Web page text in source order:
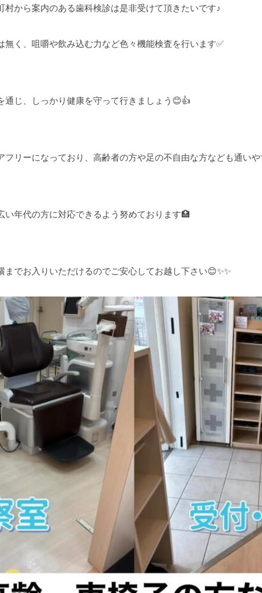
村から案内のある歯科検診は是非受けて頂きたいです♪
無く、咀嚼や飲み込む力など色々機能検査を行います✅
通じ、しっかり健康を守って行きましょう😊👍
フリーになっており、高齢者の方や足の不自由な方なども通い
い年代の方に対応できるよう努めております🏥
までお入りいただけるのでご安心してお越し下さい😊✨✨